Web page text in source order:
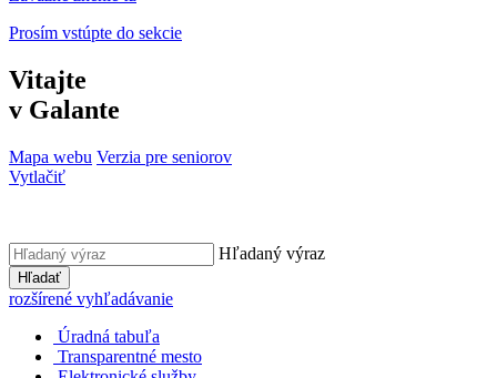
Prosím vstúpte do sekcie
Vitajte
v Galante
Mapa webu Verzia pre seniorov
Vytlačiť
Hľadaný výraz
Hľadať
rozšírené vyhľadávanie
Úradná tabuľa
Transparentné mesto